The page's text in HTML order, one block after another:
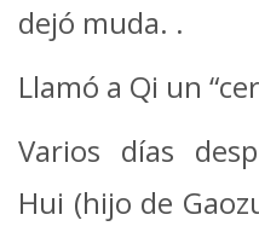
dejó muda. .
Llamó a Qi un
Varios días
Hui (hijo de